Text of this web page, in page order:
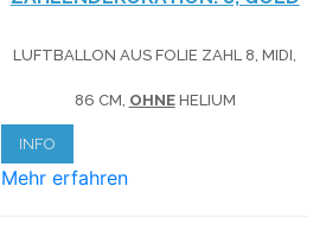
LUFTBALLON AUS FOLIE ZAHL 8, MIDI,
86 CM, OHNEHELIUM
INFO
Mehr erfahren